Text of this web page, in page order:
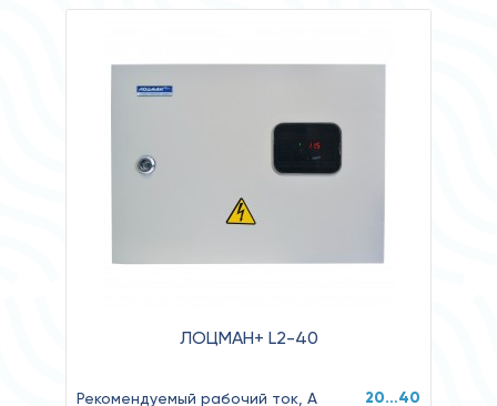
ЛОЦМАН+ L2-40
Рекомендуемый рабочий ток, А 20…40